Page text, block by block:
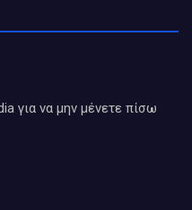
για να μην μένετε πίσω